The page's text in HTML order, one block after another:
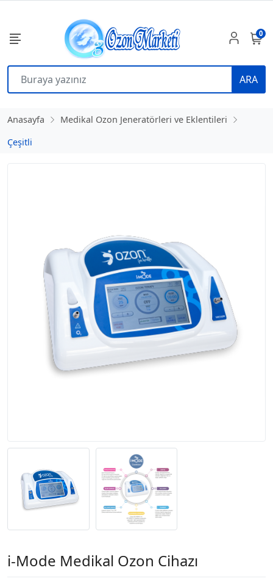
ARA
0
Anasayfa
Medikal Ozon Jeneratörleri ve Eklentileri
Çeşitli
i-Mode Medikal Ozon Cihazı